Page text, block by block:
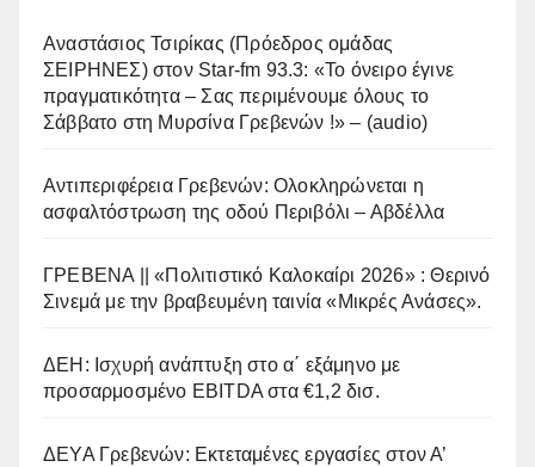
Αναστάσιος Τσιρίκας (Πρόεδρος ομάδας
ΣΕΙΡΗΝΕΣ) στον Star-fm 93.3: «Το όνειρο έγινε
πραγματικότητα – Σας περιμένουμε όλους το
Σάββατο στη Μυρσίνα Γρεβενών !» – (audio)
Αντιπεριφέρεια Γρεβενών: Ολοκληρώνεται η
ασφαλτόστρωση της οδού Περιβόλι – Αβδέλλα
ΓΡΕΒΕΝΑ || «Πολιτιστικό Καλοκαίρι 2026» : Θερινό
Σινεμά με την βραβευμένη ταινία «Μικρές Ανάσες».
ΔΕΗ: Ισχυρή ανάπτυξη στο α΄ εξάμηνο με
προσαρμοσμένο EBITDA στα €1,2 δισ.
ΔΕΥΑ Γρεβενών: Εκτεταμένες εργασίες στον Α’